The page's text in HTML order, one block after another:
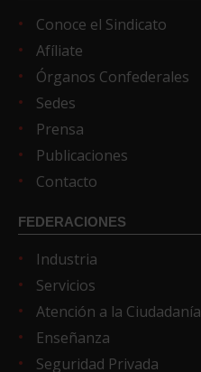
Conoce el Sindicato
Afíliate
Órganos Confederales
Sedes
Prensa
Publicaciones
Contacto
FEDERACIONES
Industria
Servicios
Atención a la Ciudadanía
Enseñanza
Seguridad Privada